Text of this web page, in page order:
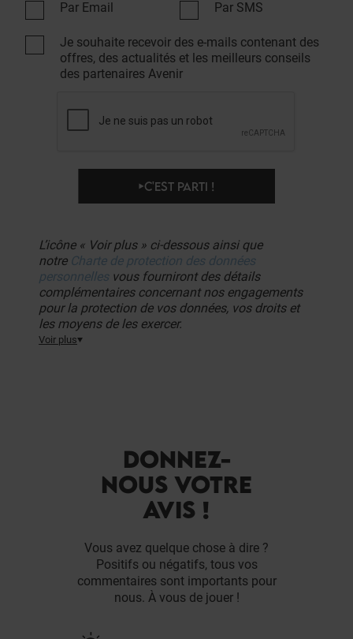
Par Email Par SMS
Je souhaite recevoir des e-mails contenant des
offres, des actualités et les meilleurs conseils
des partenaires Avenir
C'EST PARTI !
L’icône « Voir plus » ci-dessous ainsi que
notre Charte de protection des données
personnellesvous fourniront des détails
complémentaires concernant nos engagements
pour la protection de vos données, vos droits et
les moyens de les exercer.
Voir plus
DONNEZ-
NOUS VOTRE
AVIS !
Vous avez quelque chose à dire ?
Positifs ou négatifs, tous vos
commentaires sont importants pour
nous. À vous de jouer !